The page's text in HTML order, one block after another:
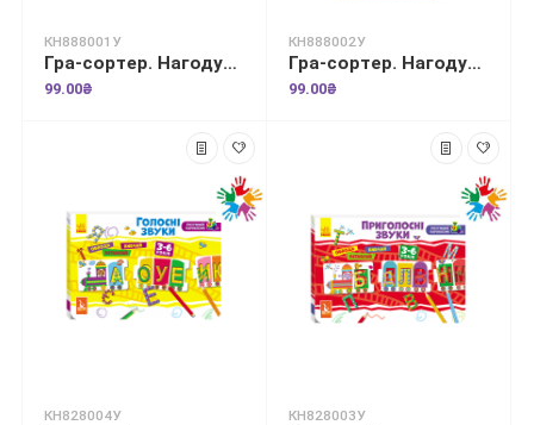
КН888001У
Гра-сортер. Нагодуй тваринку. Домашні улюбленці
99.00₴
КН888002У
Гра-сортер. Нагодуй тваринку. Лісові звірятка
99.00₴
КН828004У КН828003У